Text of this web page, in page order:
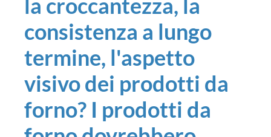
la croccantezza, la
consistenza a lungo
termine, l'aspetto
visivo dei prodotti da
forno? I prodotti da